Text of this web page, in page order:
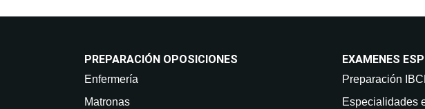
PREPARACIÓN OPOSICIONES
Enfermería
Matronas
EXAMENES
Preparación
Especialidades